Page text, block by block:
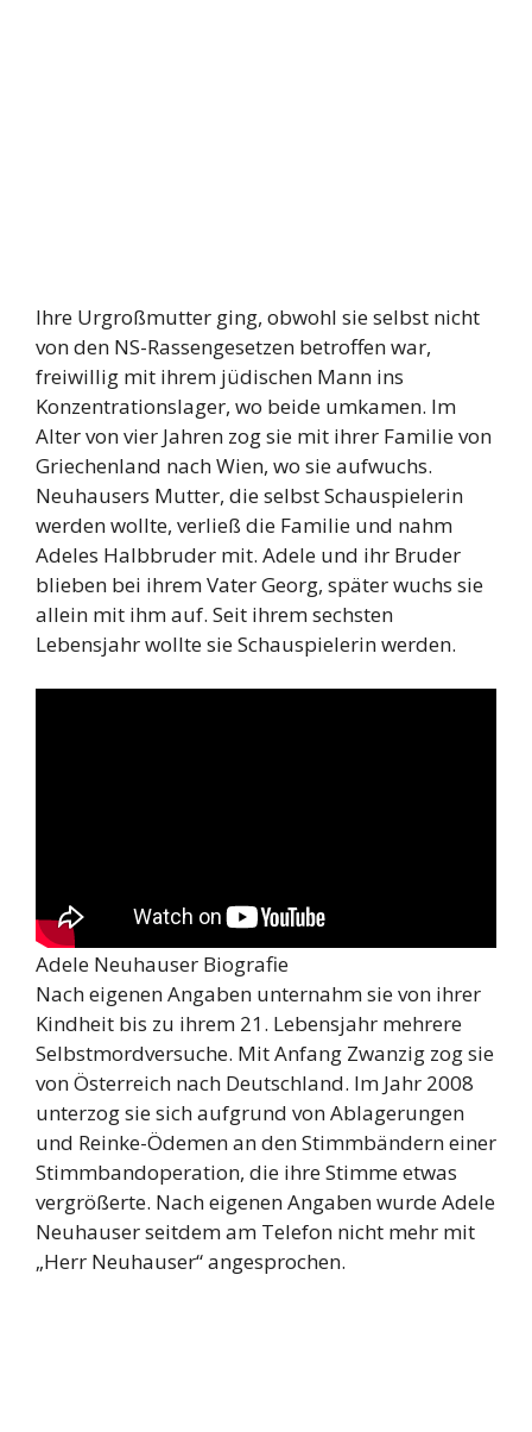
Ihre Urgroßmutter ging, obwohl sie selbst nicht
von den NS-Rassengesetzen betroffen war,
freiwillig mit ihrem jüdischen Mann ins
Konzentrationslager, wo beide umkamen. Im
Alter von vier Jahren zog sie mit ihrer Familie von
Griechenland nach Wien, wo sie aufwuchs.
Neuhausers Mutter, die selbst Schauspielerin
werden wollte, verließ die Familie und nahm
Adeles Halbbruder mit. Adele und ihr Bruder
blieben bei ihrem Vater Georg, später wuchs sie
allein mit ihm auf. Seit ihrem sechsten
Lebensjahr wollte sie Schauspielerin werden.
Adele Neuhauser Biografie
Nach eigenen Angaben unternahm sie von ihrer
Kindheit bis zu ihrem 21. Lebensjahr mehrere
Selbstmordversuche. Mit Anfang Zwanzig zog sie
von Österreich nach Deutschland. Im Jahr 2008
unterzog sie sich aufgrund von Ablagerungen
und Reinke-Ödemen an den Stimmbändern einer
Stimmbandoperation, die ihre Stimme etwas
vergrößerte. Nach eigenen Angaben wurde Adele
Neuhauser seitdem am Telefon nicht mehr mit
„Herr Neuhauser“ angesprochen.